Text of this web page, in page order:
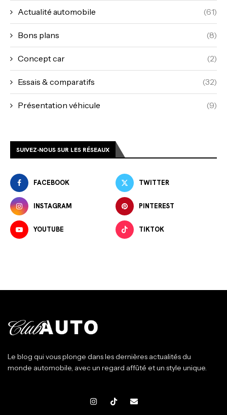
Actualité automobile (61)
Bons plans (8)
Concept car (2)
Essais & comparatifs (32)
Présentation véhicule (9)
SUIVEZ-NOUS SUR LES RÉSEAUX
FACEBOOK TWITTER
INSTAGRAM PINTEREST
YOUTUBE TIKTOK
Le blog qui vous plonge dans les dernières actualités du
monde automobile, avec un regard affûté et un style unique.